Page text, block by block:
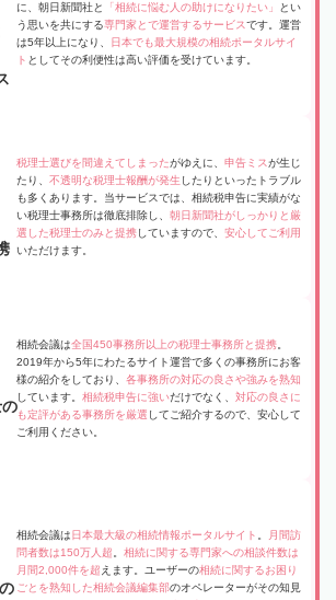
に、朝日新聞社と
「相続に悩む人の助けになりたい」
とい
う思いを共にする専門家とで運営するサービスです。運営
は5年以上になり、
日本でも最大規模の相続ポータルサイ
ト としてその利便性は高い評価を受けています。
税理士選びを間違えてしまったがゆえに、 申告ミスが生じ
たり、 不透明な税理士報酬が発生 したりといったトラブル
も多くあります。当サービスでは、相続税申告に実績がな
い税理士事務所は徹底排除し、 朝日新聞社がしっかりと厳
選した税理士のみと提携していますので、 安心してご利用
いただけます。
相続会議は全国450事務所以上の税理士事務所と提携
2019年から5年にわたるサイト運営で多くの事務所にお客
様の紹介をしており、 各事務所の対応の良さや強みを熟知
しています。 相続税申告に強いだけでなく、 対応の良さに
も定評がある事務所を厳選 してご紹介するので、安心して
ご利用ください。
相続会議は 日本最大級の相続情報ポータルサイト
月間訪
問者数は150万人超
相続に関する専門家への相談件数は
月間2,000件を超 えます。ユーザーの相続に関するお困り
ごとを熟知した相続会議編集部のオペレーターがその知見